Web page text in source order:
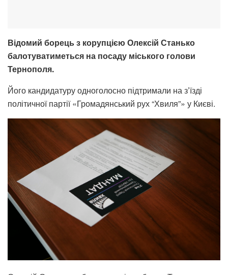
Відомий борець з корупцією Олексій Станько
балотуватиметься на посаду міського голови
Тернополя.
Його кандидатуру одноголосно підтримали на з’їзді
політичної партії «Громадянський рух “Хвиля”» у Києві.